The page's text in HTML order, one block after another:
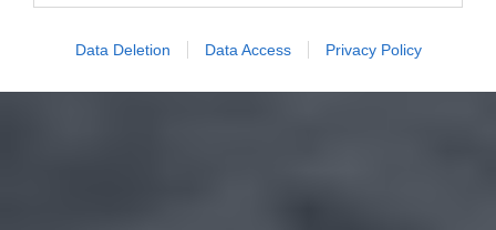
Data Deletion Data Access Privacy Policy